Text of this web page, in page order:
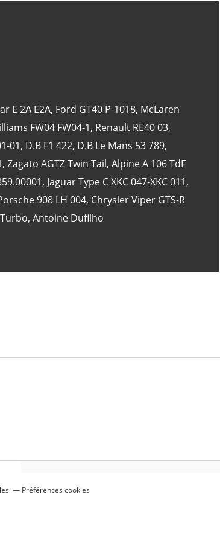
E 2A E2A, Ford GT40 P-1018, McLaren
FW04 FW04-1, Renault RE40 03,
01, D.B F1 422, D.B Le Mans 53 789,
, Zagato AGTZ Twin Tail, Alpine A 106 TdF
, Jaguar Type C XKC 047-XKC 011,
908 LH 004, Chrysler Viper GTS-R
, Antoine Dufilho
Préférences cookies